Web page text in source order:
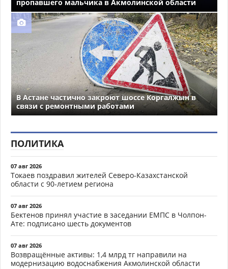
пропавшего мальчика в Акмолинской области
В Астане частично закроют шоссе Коргалжын в
связи с ремонтными работами
ПОЛИТИКА
07 авг 2026
Токаев поздравил жителей Северо-Казахстанской
области с 90-летием региона
07 авг 2026
Бектенов принял участие в заседании ЕМПС в Чолпон-
Ате: подписано шесть документов
07 авг 2026
Возвращённые активы: 1,4 млрд тг направили на
модернизацию водоснабжения Акмолинской области